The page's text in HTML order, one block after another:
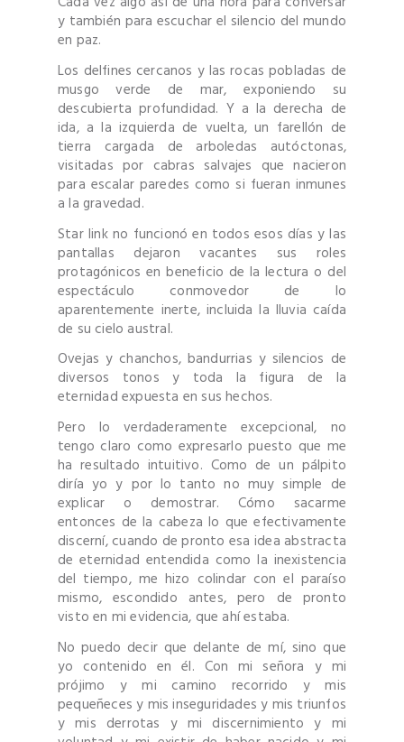
y también para escuchar el silencio del mundo
en paz.
Los delfines cercanos y las rocas pobladas de
musgo verde de mar, exponiendo su
descubierta profundidad. Y a la derecha de
ida, a la izquierda de vuelta, un farellón de
tierra cargada de arboledas autóctonas,
visitadas por cabras salvajes que nacieron
para escalar paredes como si fueran inmunes
a la gravedad.
Star link no funcionó en todos esos días y las
pantallas dejaron vacantes sus roles
protagónicos en beneficio de la lectura o del
espectáculo conmovedor de lo
aparentemente inerte, incluida la lluvia caída
de su cielo austral.
Ovejas y chanchos, bandurrias y silencios de
diversos tonos y toda la figura de la
eternidad expuesta en sus hechos.
Pero lo verdaderamente excepcional, no
tengo claro como expresarlo puesto que me
ha resultado intuitivo. Como de un pálpito
diría yo y por lo tanto no muy simple de
explicar o demostrar. Cómo sacarme
entonces de la cabeza lo que efectivamente
discerní, cuando de pronto esa idea abstracta
de eternidad entendida como la inexistencia
del tiempo, me hizo colindar con el paraíso
mismo, escondido antes, pero de pronto
visto en mi evidencia, que ahí estaba.
No puedo decir que delante de mí, sino que
yo contenido en él. Con mi señora y mi
prójimo y mi camino recorrido y mis
pequeñeces y mis inseguridades y mis triunfos
y mis derrotas y mi discernimiento y mi